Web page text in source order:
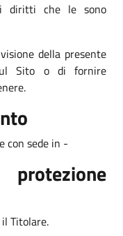
diritti che le sono
della presente
Sito o di fornire
con sede in -
protezione
Titolare.